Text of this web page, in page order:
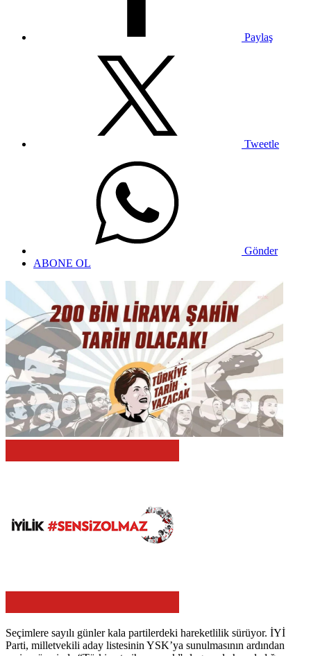
Paylaş
Tweetle
Gönder
ABONE OL
Seçimlere sayılı günler kala partilerdeki hareketlilik sürüyor. İYİ
Parti, milletvekili aday listesinin YSK’ya sunulmasının ardından